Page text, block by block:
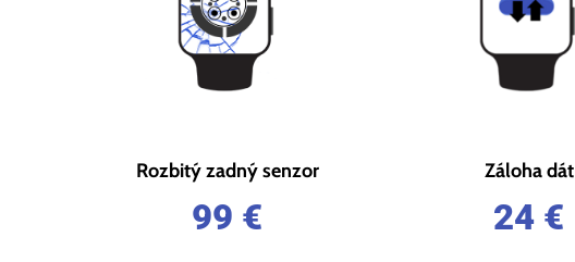
Rozbitý zadný senzor
99 €
Záloha dát
24 €